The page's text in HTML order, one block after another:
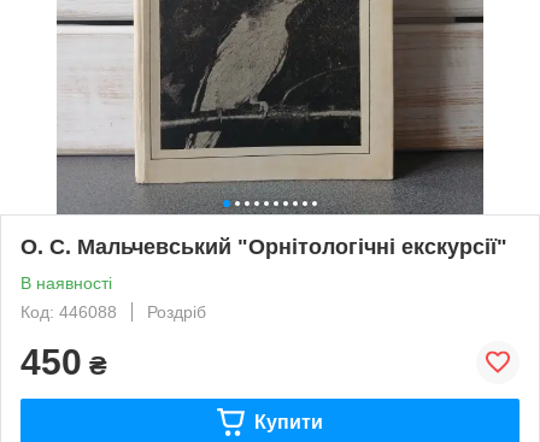
О. С. Мальчевський "Орнітологічні екскурсії"
В наявності
Код: 446088
Роздріб
450 ₴
Купити